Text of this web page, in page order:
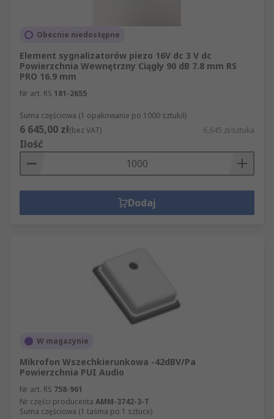
Obecnie niedostępne
Element sygnalizatorów piezo 16V dc 3 V dc
Powierzchnia Wewnętrzny Ciągły 90 dB 7.8 mm RS
PRO 16.9 mm
Nr art. RS 181-2655
Suma częściowa (1 opakowanie po 1000 sztuk/i)
6 645,00 zł(bez VAT) 6,645 zł/sztuka
Ilość
Dodaj
W magazynie
Mikrofon Wszechkierunkowa -42dBV/Pa
Powierzchnia PUI Audio
Nr art. RS 758-961
Nr części producenta AMM-3742-3-T
Suma częściowa (1 taśma po 1 sztuce)